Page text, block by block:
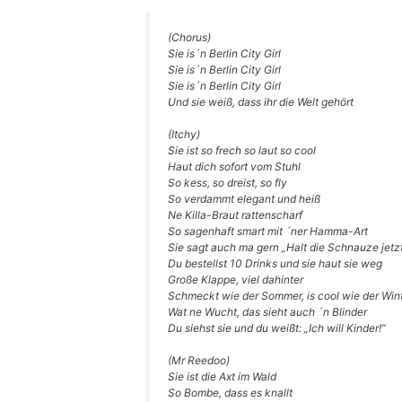
(Cho­rus)
Sie is´n Ber­lin City Girl
Sie is´n Ber­lin City Girl
Sie is´n Ber­lin City Girl
Und sie weiß, dass ihr die Welt gehört
(Itchy)
Sie ist so frech so laut so cool
Haut dich sofort vom Stuhl
So kess, so dreist, so fly
So ver­dammt ele­gant und heiß
Ne Kil­la-Braut rattenscharf
So sagen­haft smart mit ´ner Hamma-Art
Sie sagt auch ma gern „Halt die Schnau­ze
Du bestellst 10 Drinks und sie haut sie weg
Gro­ße Klap­pe, viel dahinter
Schmeckt wie der Som­mer, is cool wie der
Wat ne Wucht, das sieht auch ´n Blinder
Du siehst sie und du weißt: „Ich will Kinder!”
(Mr Ree­doo)
Sie ist die Axt im Wald
So Bom­be, dass es knallt